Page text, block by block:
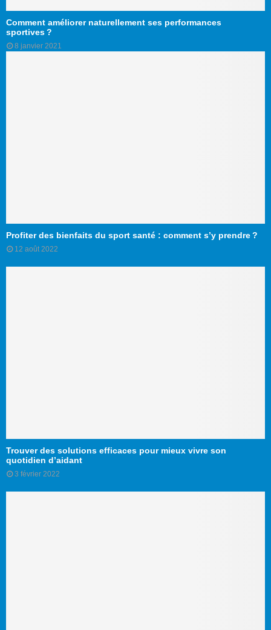
Comment améliorer naturellement ses performances
sportives ?
8 janvier 2021
Profiter des bienfaits du sport santé : comment s’y prendre ?
12 août 2022
Trouver des solutions efficaces pour mieux vivre son
quotidien d’aidant
3 février 2022